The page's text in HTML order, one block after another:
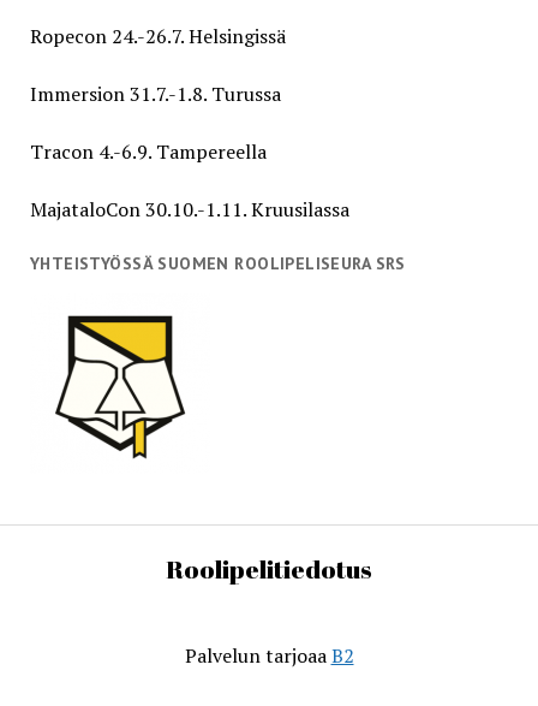
Ropecon 24.-26.7. Helsingissä
Immersion 31.7.-1.8. Turussa
Tracon 4.-6.9. Tampereella
MajataloCon 30.10.-1.11. Kruusilassa
YHTEISTYÖSSÄ SUOMEN ROOLIPELISEURA SRS
Roolipelitiedotus
Palvelun tarjoaaB2